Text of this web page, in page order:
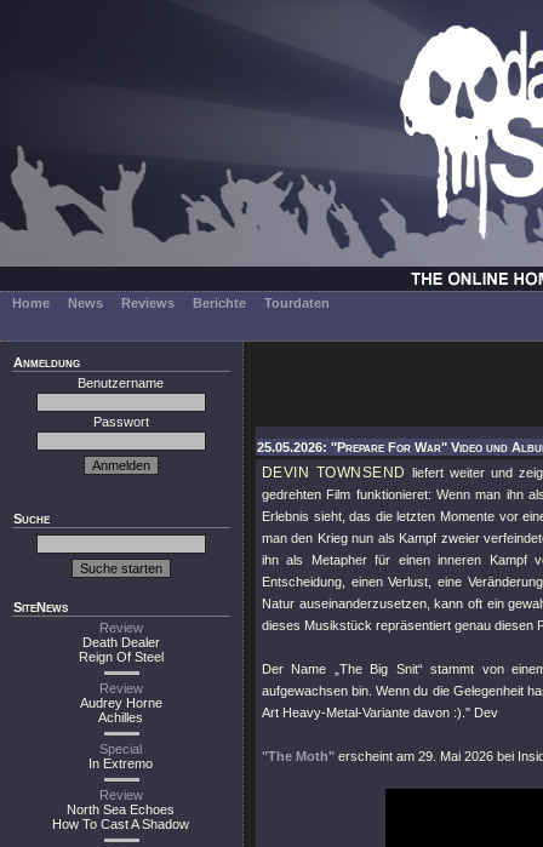
Home News Reviews Berichte Tourdaten
Anmeldung
Benutzername
Passwort
Suche
SiteNews
Review
Death Dealer
Reign Of Steel
Review
Audrey Horne
Achilles
Special
In Extremo
Review
North Sea Echoes
How To Cast A Shadow
25.05.2026: "Prepare For War" Video und
DEVIN TOWNSEND liefert weiter und
gedrehten Film funktionieret: Wenn man ihn
Erlebnis sieht, das die letzten Momente vor
man den Krieg nun als Kampf zweier
ihn als Metapher für einen inneren Kampf
Entscheidung, einen Verlust, eine
Natur auseinanderzusetzen, kann oft ein
dieses Musikstück repräsentiert genau diesen
Der Name „The Big Snit“ stammt von
aufgewachsen bin. Wenn du die Gelegenheit
Art Heavy-Metal-Variante davon :)." Dev
"The Moth" erscheint am 29. Mai 2026 bei